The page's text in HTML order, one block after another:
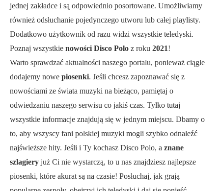
jednej zakładce i są odpowiednio posortowane. Umożliwiamy
również odsłuchanie pojedynczego utworu lub całej playlisty.
Dodatkowo użytkownik od razu widzi wszystkie teledyski.
Poznaj wszystkie nowości Disco Polo z roku 2021!
Warto sprawdzać aktualności naszego portalu, ponieważ ciągle
dodajemy nowe piosenki. Jeśli chcesz zapoznawać się z
nowościami ze świata muzyki na bieżąco, pamiętaj o
odwiedzaniu naszego serwisu co jakiś czas. Tylko tutaj
wszystkie informacje znajdują się w jednym miejscu. Dbamy o
to, aby wszyscy fani polskiej muzyki mogli szybko odnaleźć
najświeższe hity. Jeśli i Ty kochasz Disco Polo, a znane
szlagiery już Ci nie wystarczą, to u nas znajdziesz najlepsze
piosenki, które akurat są na czasie! Posłuchaj, jak grają